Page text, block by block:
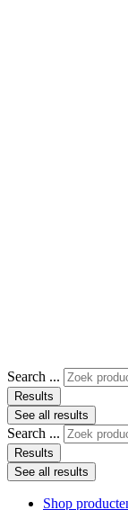
Search ...
Results
See all results
Search ...
Results
See all results
Shop